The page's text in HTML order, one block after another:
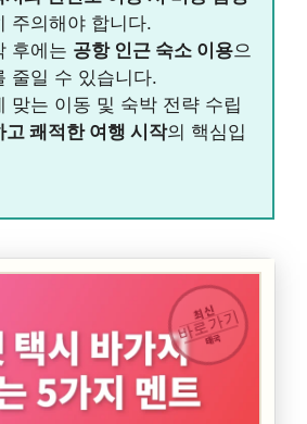
주의해야 합니다.
후에는 공항 인근 숙소 이용으
줄일 수 있습니다.
맞는 이동 및 숙박 전략 수립
고 쾌적한 여행 시작의 핵심입
최신
바로가기
태국